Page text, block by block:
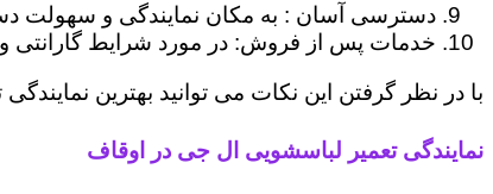
دسترسی آسان : به مکان نمایندگی و سهولت
خدمات پس از فروش: در مورد شرایط گارانتی و
با در نظر گرفتن این نکات می توانید بهترین
نمایندگی تعمیر لباسشویی ال جی در اوقاف